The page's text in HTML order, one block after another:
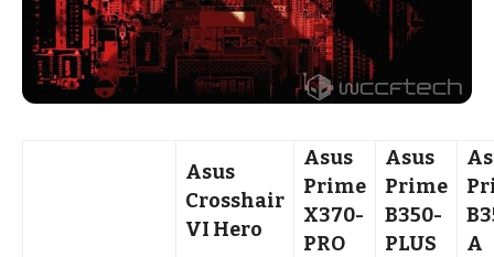
Asus
Crosshair
VI Hero
Asus
Prime
X370-
PRO
Asus
Prime
B350-
PLUS
A